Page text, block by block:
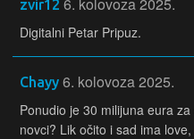
zvir12
Digitalni Petar Pripuz.
Chayy 6. kolovoza 2025.
Ponudio je 30 milijuna eura
novci? Lik očito i sad ima